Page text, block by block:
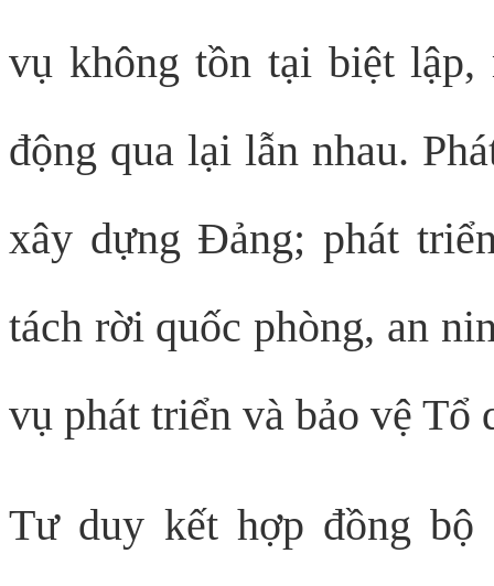
vụ không tồn tại biệt
động qua lại lẫn nhau.
xây dựng Đảng; phát
tách rời quốc phòng, an
vụ phát triển và bảo vệ Tổ
Tư duy kết hợp đồng bộ